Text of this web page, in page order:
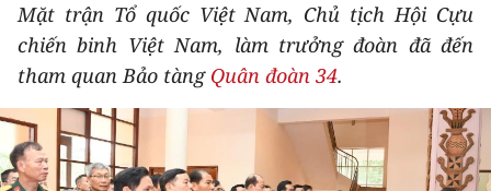
THẾ GIỚI
THỂ THAO
GIÁO DỤC
Y TẾ
Mặt trận Tổ quốc Việt Nam, Chủ tịch Hội Cựu
chiến binh Việt Nam, làm trưởng đoàn đã đến
tham quan Bảo tàng Quân đoàn 34.